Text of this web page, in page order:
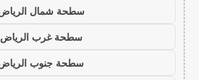
سطحة شمال
سطحة غرب الرياض
سطحة جنوب